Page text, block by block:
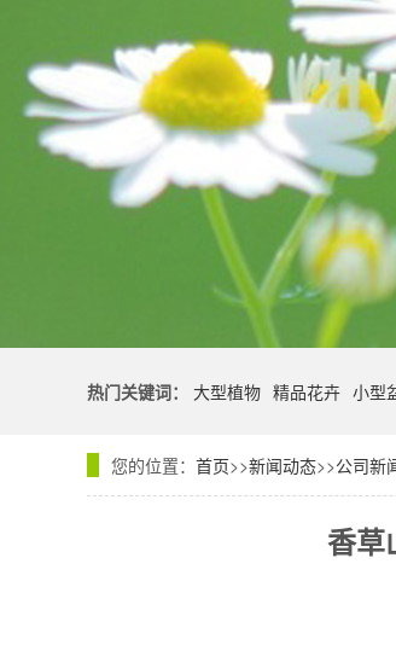
热门关键词： 大型植物 精品花卉 小型
您的位置： 首页>>新闻动态>>公司新
香草